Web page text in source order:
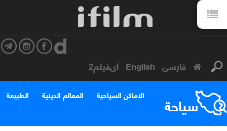
فارسی English آی‌فیلم2
سياحة الطبيعة المعالم الدينية الاماكن السياحية